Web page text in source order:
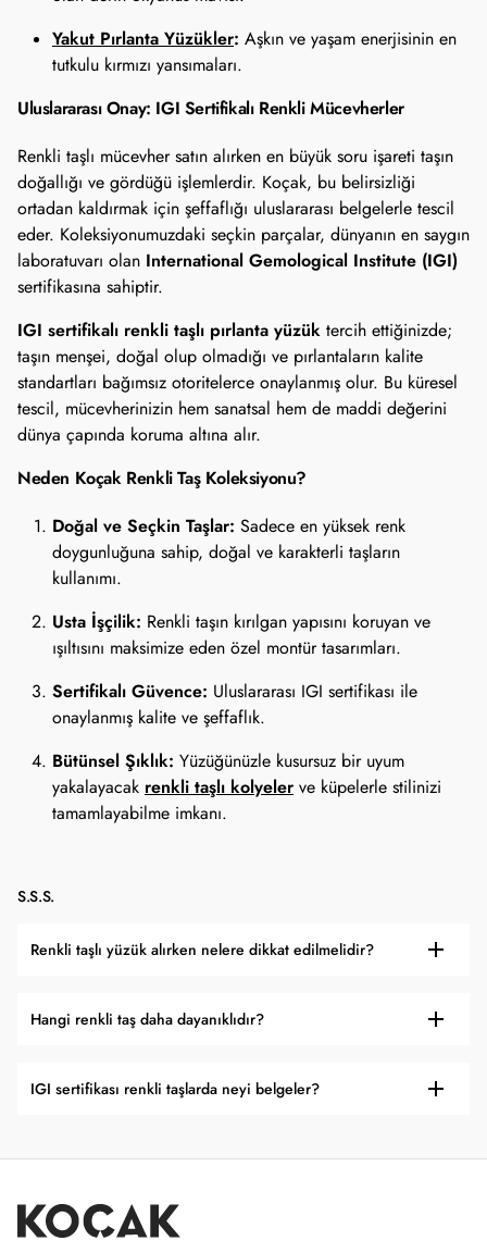
Yakut Pırlanta Yüzükler: Aşkın ve yaşam enerjisinin en
tutkulu kırmızı yansımaları.
Uluslararası Onay: IGI Sertifikalı Renkli Mücevherler
Renkli taşlı mücevher satın alırken en büyük soru işareti taşın
doğallığı ve gördüğü işlemlerdir. Koçak, bu belirsizliği
ortadan kaldırmak için şeffaflığı uluslararası belgelerle tescil
eder. Koleksiyonumuzdaki seçkin parçalar, dünyanın en saygın
laboratuvarı olan International Gemological Institute (IGI)
sertifikasına sahiptir.
IGI sertifikalı renkli taşlı pırlanta yüzük tercih ettiğinizde;
taşın menşei, doğal olup olmadığı ve pırlantaların kalite
standartları bağımsız otoritelerce onaylanmış olur. Bu küresel
tescil, mücevherinizin hem sanatsal hem de maddi değerini
dünya çapında koruma altına alır.
Neden Koçak Renkli Taş Koleksiyonu?
Doğal ve Seçkin Taşlar: Sadece en yüksek renk
doygunluğuna sahip, doğal ve karakterli taşların
kullanımı.
Usta İşçilik: Renkli taşın kırılgan yapısını koruyan ve
ışıltısını maksimize eden özel montür tasarımları.
Sertifikalı Güvence: Uluslararası IGI sertifikası ile
onaylanmış kalite ve şeffaflık.
Bütünsel Şıklık: Yüzüğünüzle kusursuz bir uyum
yakalayacak renkli taşlı kolyeler ve küpelerle stilinizi
tamamlayabilme imkanı.
S.S.S.
Renkli taşlı yüzük alırken nelere dikkat edilmelidir?
Hangi renkli taş daha dayanıklıdır?
IGI sertifikası renkli taşlarda neyi belgeler?